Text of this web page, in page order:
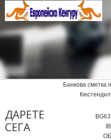
ДАРЕТЕ
СЕГА
Банкова сметка